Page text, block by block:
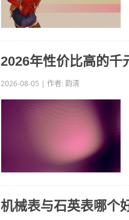
2026年性价比高的千
2026-08-05 | 作者: 韵清
机械表与石英表哪个